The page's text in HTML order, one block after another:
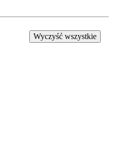
Wyczyść wszystkie